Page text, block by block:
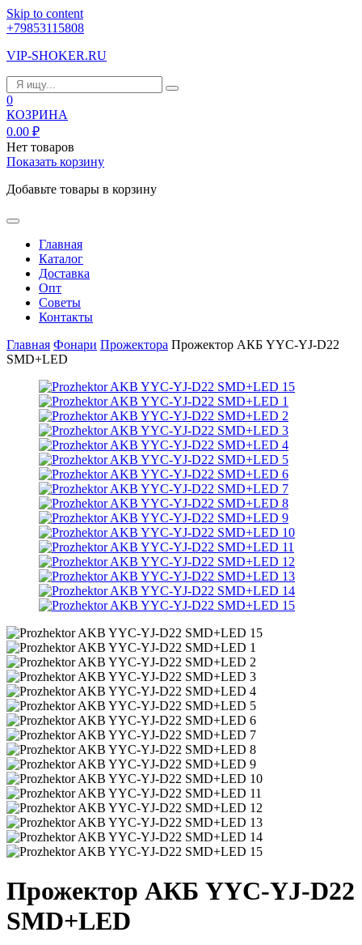
Skip to content
+79853115808
VIP-SHOKER.RU
0
КОЗРИНА
0.00 ₽
Нет товаров
Показать корзину
Добавьте товары в корзину
Главная
Каталог
Доставка
Опт
Советы
Контакты
Главная Фонари Прожектора Прожектор АКБ YYC-YJ-D22
SMD+LED
Прожектор АКБ YYC-YJ-D22
SMD+LED